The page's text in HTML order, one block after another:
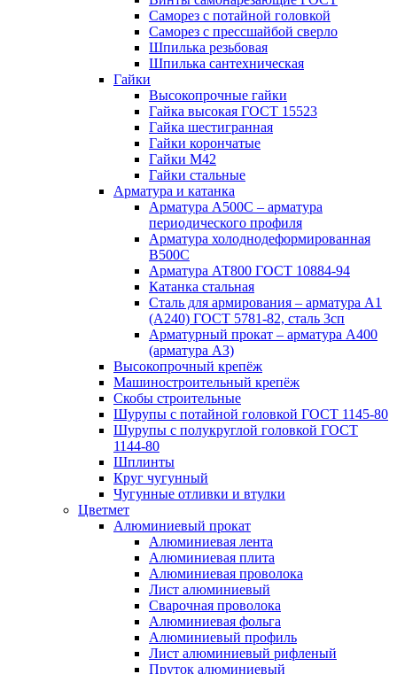
Саморез с потайной головкой
Саморез с прессшайбой сверло
Шпилька резьбовая
Шпилька сантехническая
Гайки
Высокопрочные гайки
Гайка высокая ГОСТ 15523
Гайка шестигранная
Гайки корончатые
Гайки М42
Гайки стальные
Арматура и катанка
Арматура А500С – арматура
периодического профиля
Арматура холоднодеформированная
В500С
Арматура АТ800 ГОСТ 10884-94
Катанка стальная
Сталь для армирования – арматура А1
(А240) ГОСТ 5781-82, сталь 3сп
Арматурный прокат – арматура А400
(арматура А3)
Высокопрочный крепёж
Машиностроительный крепёж
Скобы строительные
Шурупы с потайной головкой ГОСТ 1145-80
Шурупы с полукруглой головкой ГОСТ
1144-80
Шплинты
Круг чугунный
Чугунные отливки и втулки
Цветмет
Алюминиевый прокат
Алюминиевая лента
Алюминиевая плита
Алюминиевая проволока
Лист алюминиевый
Сварочная проволока
Алюминиевая фольга
Алюминиевый профиль
Лист алюминиевый рифленый
Пруток алюминиевый